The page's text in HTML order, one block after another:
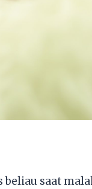
beliau saat